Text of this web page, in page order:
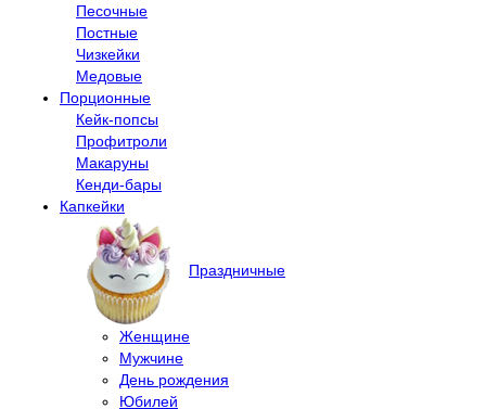
Песочные
Постные
Чизкейки
Медовые
Порционные
Кейк-попсы
Профитроли
Макаруны
Кенди-бары
Капкейки
Праздничные
Женщине
Мужчине
День рождения
Юбилей